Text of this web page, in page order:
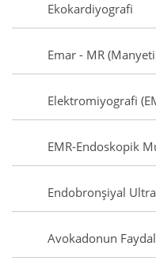
Ekokardiyografi
Emar - MR
Elektromiyografi
EMR-Endoskopik
Endobronşiyal
Avokadonun